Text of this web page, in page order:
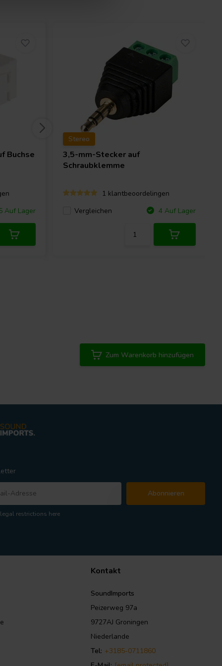
Buchse
Auf Lager
Stereo
3,5-mm-Stecker auf
Schraubklemme
1 klantbeoordelingen
Vergleichen
4 Auf Lager
Zum Warenkorb hinzufügen
Abonnieren
restrictions here
Kontakt
SoundImports
Peizerweg 97a
9727AJ Groningen
Niederlande
Tel: +3185-0711860